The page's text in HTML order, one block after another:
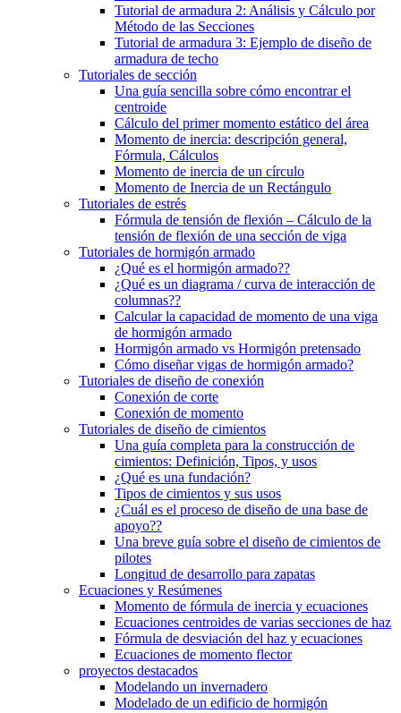
Tutorial de armadura 2: Análisis y Cálculo por
Método de las Secciones
Tutorial de armadura 3: Ejemplo de diseño de
armadura de techo
Tutoriales de sección
Una guía sencilla sobre cómo encontrar el
centroide
Cálculo del primer momento estático del área
Momento de inercia: descripción general,
Fórmula, Cálculos
Momento de inercia de un círculo
Momento de Inercia de un Rectángulo
Tutoriales de estrés
Fórmula de tensión de flexión – Cálculo de la
tensión de flexión de una sección de viga
Tutoriales de hormigón armado
¿Qué es el hormigón armado??
¿Qué es un diagrama / curva de interacción de
columnas??
Calcular la capacidad de momento de una viga
de hormigón armado
Hormigón armado vs Hormigón pretensado
Cómo diseñar vigas de hormigón armado?
Tutoriales de diseño de conexión
Conexión de corte
Conexión de momento
Tutoriales de diseño de cimientos
Una guía completa para la construcción de
cimientos: Definición, Tipos, y usos
¿Qué es una fundación?
Tipos de cimientos y sus usos
¿Cuál es el proceso de diseño de una base de
apoyo??
Una breve guía sobre el diseño de cimientos de
pilotes
Longitud de desarrollo para zapatas
Ecuaciones y Resúmenes
Momento de fórmula de inercia y ecuaciones
Ecuaciones centroides de varias secciones de haz
Fórmula de desviación del haz y ecuaciones
Ecuaciones de momento flector
proyectos destacados
Modelando un invernadero
Modelado de un edificio de hormigón